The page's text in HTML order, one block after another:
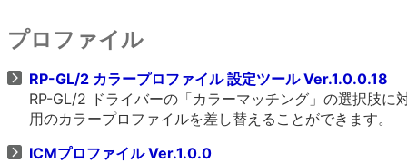
プロファイル
RP-GL/2 カラープロファイル 設定ツール Ver.1.0.0.18
RP-GL/2 ドライバーの「カラーマッチング」の選択肢
用のカラープロファイルを差し替えることができます。
ICMプロファイル Ver.1.0.0